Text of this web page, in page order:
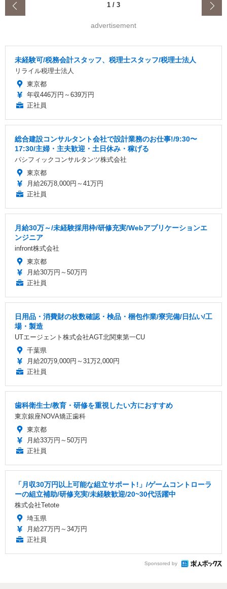
1 / 3
advertisement
未経験可/税務会計スタッフ、税理士スタッフ/税理士法人
リライル税理士法人
東京都
年収446万円～639万円
正社員
総合建設コンサルタント会社で設計業務のお仕事!/9:30〜
17:30/主婦・主夫歓迎・土日休み・稼げる
パシフィックコンサルタンツ株式会社
東京都
月給26万8,000円～41万円
正社員
月給30万～/未経験採用枠/研修充実/Webアプリケーションエ
ンジニア
infront株式会社
東京都
月給30万円～50万円
正社員
日用品・消費財の枚数確認・検品・梱包作業/寮完備/日払い/工
場・製造
UTエージェント株式会社AGT北関東第一CU
千葉県
月給20万9,000円～31万2,000円
正社員
歯科衛生士/教育・研修を重視したい方におすすめ
東京銀座NOVA矯正歯科
東京都
月給33万円～50万円
正社員
「月収30万円以上可能な組立サポート!」/ゲームコントローラ
ーの組立補助/研修充実/未経験歓迎/20~30代活躍中
株式会社Tetote
埼玉県
月給27万円～34万円
正社員
Sponsored by